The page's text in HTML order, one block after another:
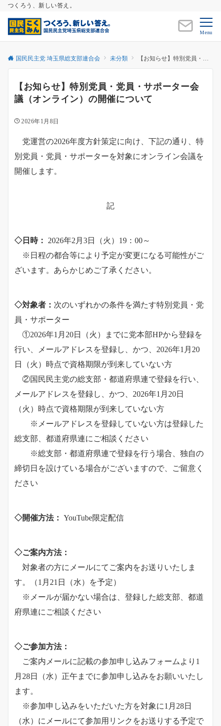
つくろう、新しい答え。
Menu
国民民主党 埼玉県総支部連合会 未分類 【お知らせ】特別党員・党員・サポーター会議（オンライン）の開催について
【お知らせ】特別党員・党員・サポーター会
議（オンライン）の開催について
2026年1月8日
党運営の2026年度方針策定に向け、下記の通り、特
別党員・党員・サポーターを対象にオンライン会議を
開催します。
記
◇日時：
2026年2月3日（火）19：00～
※日程の都合等により予定が変更になる可能性がご
ざいます。あらかじめご了承ください。
◇対象者： 次のいずれかの条件を満たす特別党員・党
員・サポーター
①2026年1月20日（火）までに党本部HPから登録を
行い、メールアドレスを登録し、かつ、2026年1月20
日（火）時点で資格期限が到来していない方
②国民民主党の総支部・都道府県連で登録を行い、
メールアドレスを登録し、かつ、2026年1月20日
（火）時点で資格期限が到来していない方
※メールアドレスを登録していない方は登録した
総支部、都道府県連にご相談ください
※総支部・都道府県連で登録を行う場合、独自の
締切日を設けている場合がございますので、ご留意く
ださい
◇開催方法： YouTube限定配信
◇ご案内方法：
対象者の方にメールにてご案内をお送りいたしま
す。（1月21日（水）を予定）
※メールが届かない場合は、登録した総支部、都道
府県連にご相談ください
◇ご参加方法：
ご案内メールに記載の参加申し込みフォームより1
月28日（水）正午までに参加申し込みをお願いいたし
ます。
※参加申し込みをいただいた方を対象に1月28日
（水）にメールにて参加用リンクをお送りする予定で